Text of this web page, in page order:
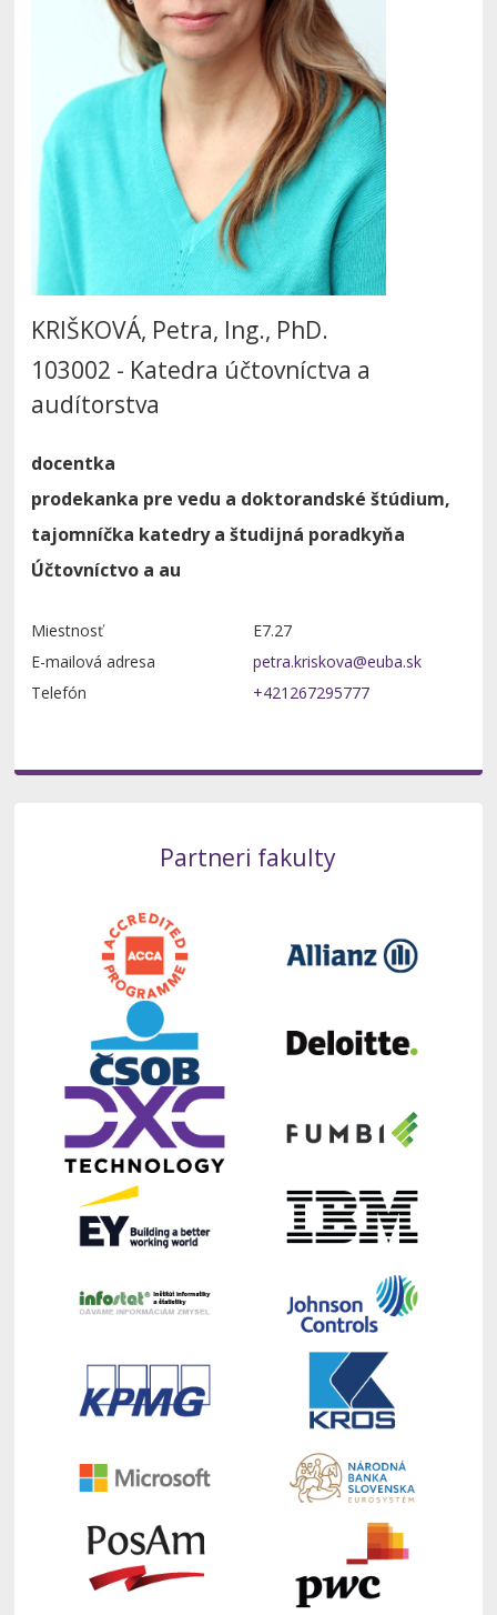
KRIŠKOVÁ, Petra, Ing., PhD.
103002 - Katedra účtovníctva a
audítorstva
docentka
prodekanka pre vedu a doktorandské štúdium,
tajomníčka katedry a študijná poradkyňa
Účtovníctvo a au
Miestnosť
E7.27
E-mailová adresa
Telefón
+421267295777
Partneri fakulty